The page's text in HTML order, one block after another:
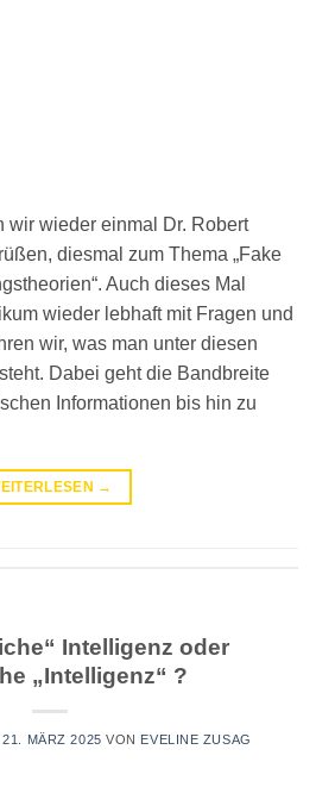
wir wieder einmal Dr. Robert
diesmal zum Thema „Fake
Auch dieses Mal
wieder lebhaft mit Fragen und
wir, was man unter diesen
Dabei geht die Bandbreite
Informationen bis hin zu
→
Intelligenz oder
„Intelligenz“ ?
21. MÄRZ 2025 VON EVELINE ZUSAG